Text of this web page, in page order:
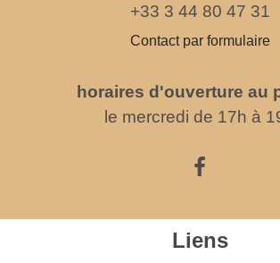
+33 3 44 80 47 31
Contact par formulaire
horaires d'ouverture au
le mercredi de 17h à
Liens